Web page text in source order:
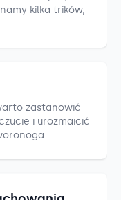
kilka trików,
zastanowić
i urozmaicić